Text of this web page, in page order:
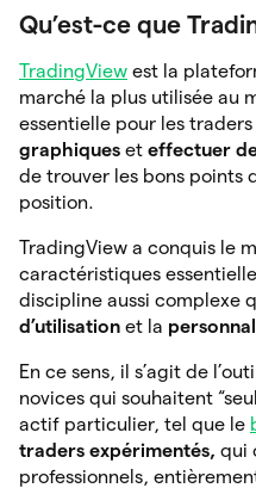
Qu’est-ce que
TradingView est la
marché la plus utilisée au
essentielle pour les
graphiques et effectuer
de trouver les bons points
position.
TradingView a conquis le
caractéristiques
discipline aussi complexe
d’utilisation et la
En ce sens, il s’agit de
novices qui souhaitent
actif particulier, tel que le
traders expérimentés, qui
professionnels,